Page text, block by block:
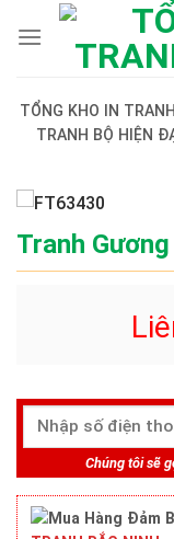
TỔNG KHO IN
TRANH BỘ HIỆN
Tranh
Chúng tôi sẽ